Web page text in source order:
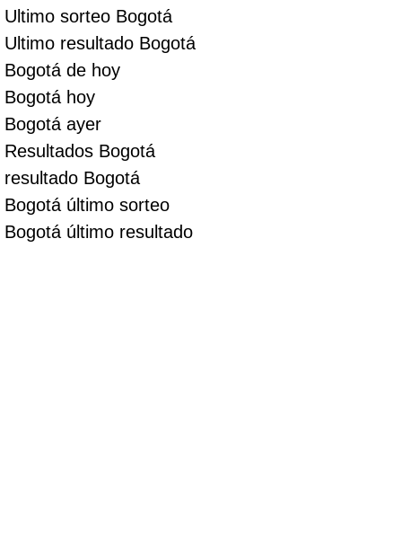
Ultimo sorteo Bogotá
Ultimo resultado Bogotá
Bogotá de hoy
Bogotá hoy
Bogotá ayer
Resultados Bogotá
resultado Bogotá
Bogotá último sorteo
Bogotá último resultado